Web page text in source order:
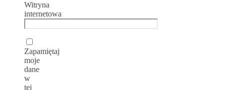
Witryna
internetowa
Zapamiętaj
moje
dane
w
tej